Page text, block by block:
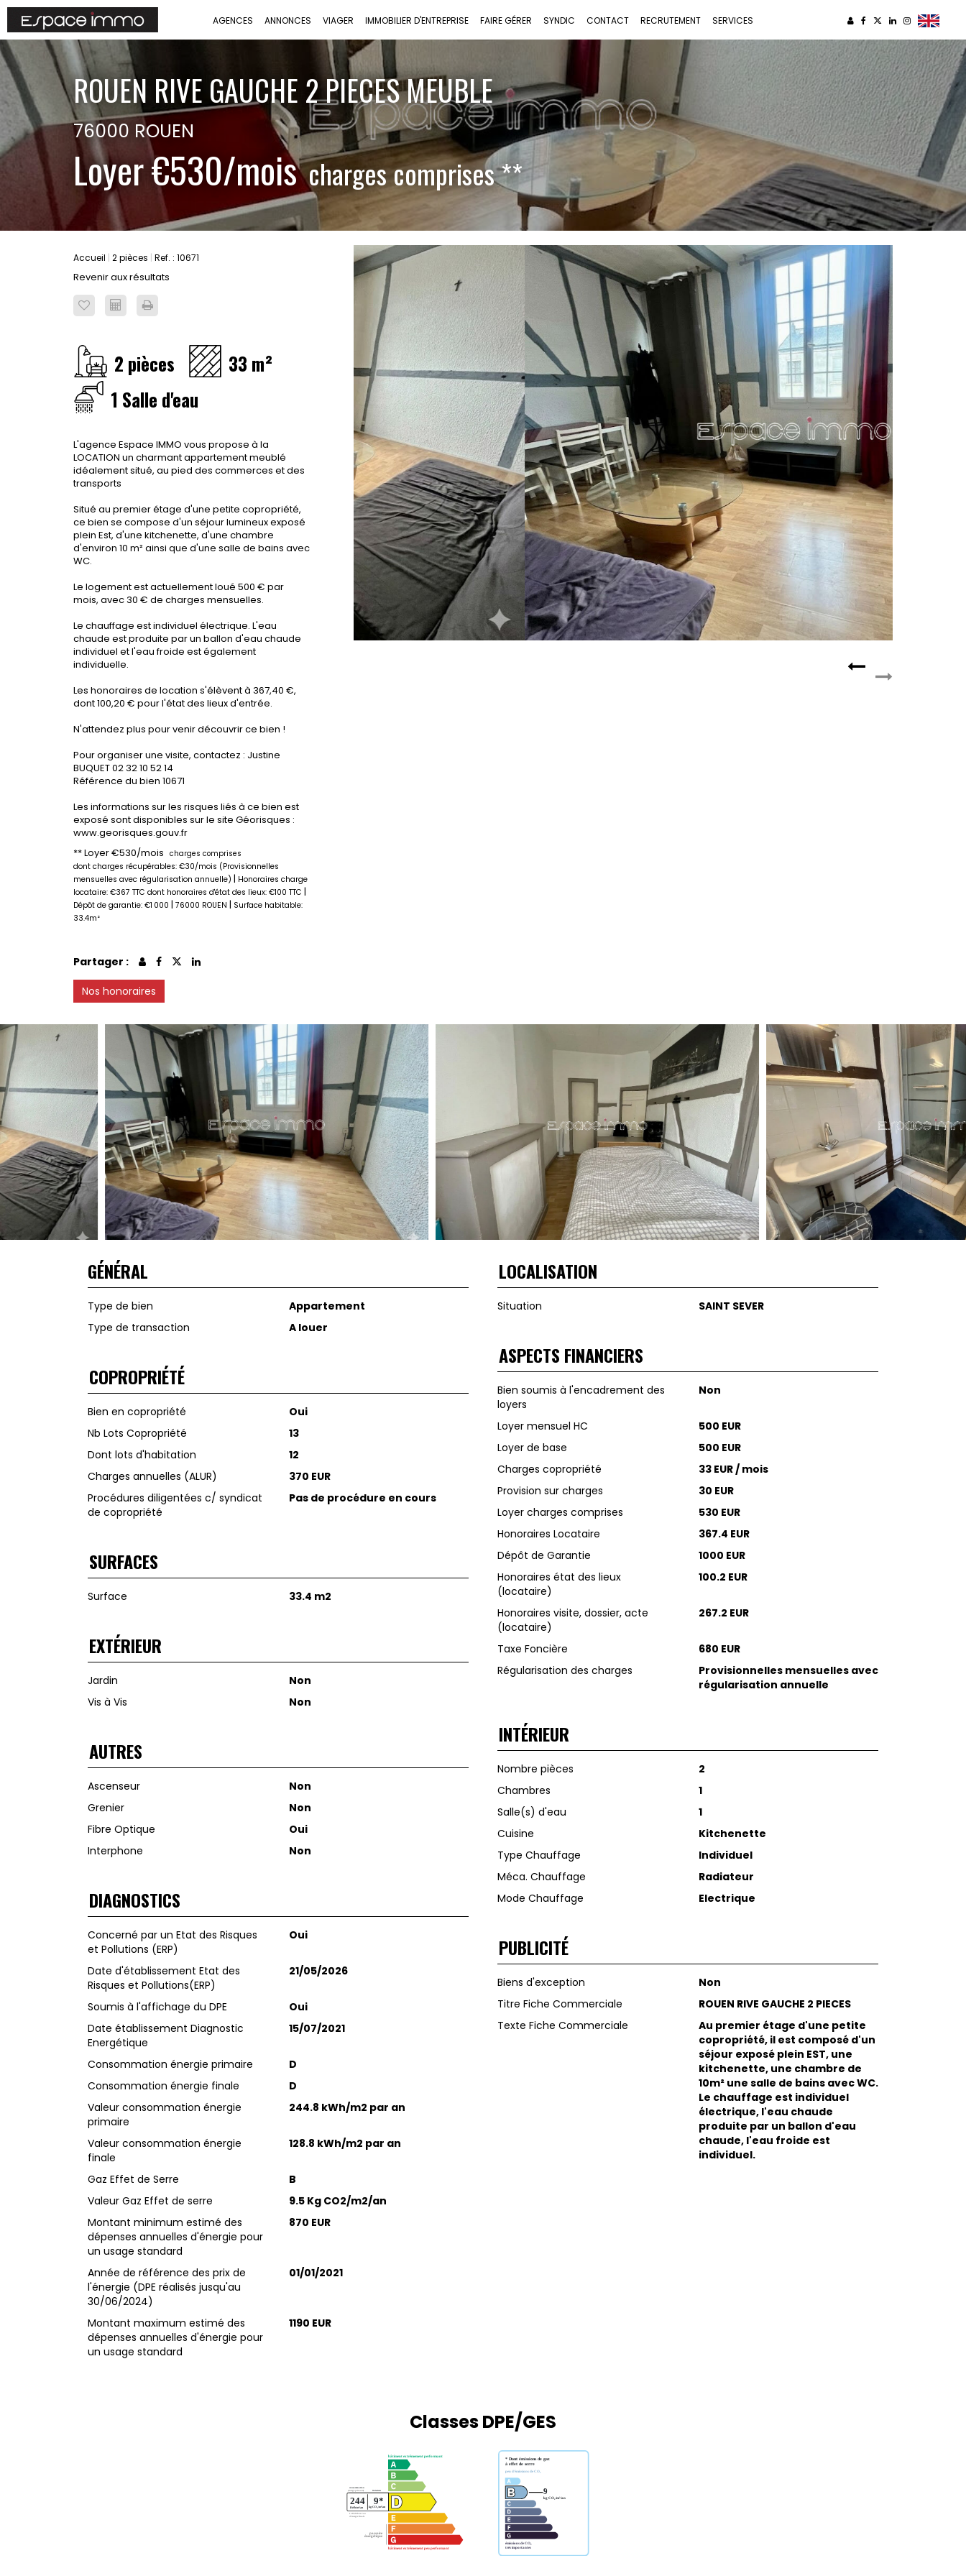
AGENCES ANNONCES VIAGER IMMOBILIER D'ENTREPRISE FAIRE GÉRER SYNDIC CONTACT RECRUTEMENT SERVICES
ROUEN RIVE GAUCHE 2 PIECES MEUBLE
76000 ROUEN
Loyer €530/mois charges comprises **
Accueil 2 pièces Ref. : 10671
Revenir aux résultats
2 pièces
33 m²
1 Salle d'eau
L'agence Espace IMMO vous propose à la
LOCATION un charmant appartement meublé
idéalement situé, au pied des commerces et des
transports
Situé au premier étage d'une petite copropriété,
ce bien se compose d'un séjour lumineux exposé
plein Est, d'une kitchenette, d'une chambre
d'environ 10 m² ainsi que d'une salle de bains avec
WC.
Le logement est actuellement loué 500 € par
mois, avec 30 € de charges mensuelles.
Le chauffage est individuel électrique. L'eau
chaude est produite par un ballon d'eau chaude
individuel et l'eau froide est également
individuelle.
Les honoraires de location s'élèvent à 367,40 €,
dont 100,20 € pour l'état des lieux d'entrée.
N'attendez plus pour venir découvrir ce bien !
Pour organiser une visite, contactez : Justine
BUQUET 02 32 10 52 14
Référence du bien 10671
Les informations sur les risques liés à ce bien est
exposé sont disponibles sur le site Géorisques :
www.georisques.gouv.fr
**Loyer €530/mois charges comprises
dont charges récupérables: €30/mois (Provisionnelles
mensuelles avec régularisation annuelle) | Honoraires charge
locataire: €367 TTC dont honoraires d'état des lieux: €100 TTC |
Dépôt de garantie: €1 000 | 76000 ROUEN | Surface habitable:
33.4m²
Partager :
Nos honoraires
GÉNÉRAL
Type de bien
Appartement
Type de transaction
A louer
LOCALISATION
Situation SAINT SEVER
ASPECTS FINANCIERS
Bien soumis à l'encadrement des
loyers
Non
Loyer mensuel HC
500 EUR
Loyer de base
500 EUR
Charges copropriété
33 EUR / mois
Provision sur charges
30 EUR
Loyer charges comprises
530 EUR
Honoraires Locataire
367.4 EUR
Dépôt de Garantie
1000 EUR
Honoraires état des lieux
(locataire)
100.2 EUR
Honoraires visite, dossier, acte
(locataire)
267.2 EUR
Taxe Foncière
680 EUR
Régularisation des charges
Provisionnelles mensuelles avec
régularisation annuelle
COPROPRIÉTÉ
Bien en copropriété
Oui
Nb Lots Copropriété
13
Dont lots d'habitation
12
Charges annuelles (ALUR)
370 EUR
Procédures diligentées c/ syndicat
de copropriété
Pas de procédure en cours
SURFACES
Surface 33.4 m2
EXTÉRIEUR
Jardin
Non
Vis à Vis
Non
INTÉRIEUR
Nombre pièces
2
Chambres
1
Salle(s) d'eau
1
Cuisine
Kitchenette
Type Chauffage
Individuel
Méca. Chauffage
Radiateur
Mode Chauffage
Electrique
AUTRES
Ascenseur
Non
Grenier
Non
Fibre Optique
Oui
Interphone
Non
DIAGNOSTICS
Concerné par un Etat des Risques
et Pollutions (ERP)
Oui
Date d'établissement Etat des
Risques et Pollutions(ERP)
21/05/2026
Soumis à l'affichage du DPE
Oui
Date établissement Diagnostic
Energétique
15/07/2021
Consommation énergie primaire
D
Consommation énergie finale
D
Valeur consommation énergie
primaire
244.8 kWh/m2 par an
Valeur consommation énergie
finale
128.8 kWh/m2 par an
Gaz Effet de Serre
B
Valeur Gaz Effet de serre
9.5 Kg CO2/m2/an
Montant minimum estimé des
dépenses annuelles d'énergie pour
un usage standard
870 EUR
Année de référence des prix de
l'énergie (DPE réalisés jusqu'au
30/06/2024)
01/01/2021
Montant maximum estimé des
dépenses annuelles d'énergie pour
un usage standard
1190 EUR
PUBLICITÉ
Biens d'exception
Non
Titre Fiche Commerciale
ROUEN RIVE GAUCHE 2 PIECES
Texte Fiche Commerciale
Au premier étage d'une petite
copropriété, il est composé d'un
séjour exposé plein EST, une
kitchenette, une chambre de
10m² une salle de bains avec WC.
Le chauffage est individuel
électrique, l'eau chaude
produite par un ballon d'eau
chaude, l'eau froide est
individuel.
Classes DPE/GES